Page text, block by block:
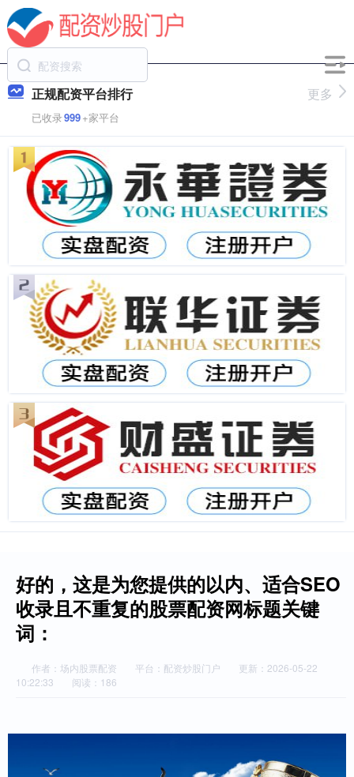
正规配资平台排行
已收录999+家平台
更多
好的，这是为您提供的以内、适合SEO
收录且不重复的股票配资网标题关键
词：
作者：场内股票配资 平台：配资炒股门户
更新：2026-05-22
10:22:33
阅读：186